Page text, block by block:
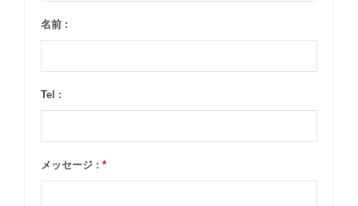
名前 :
Tel :
メッセージ : *